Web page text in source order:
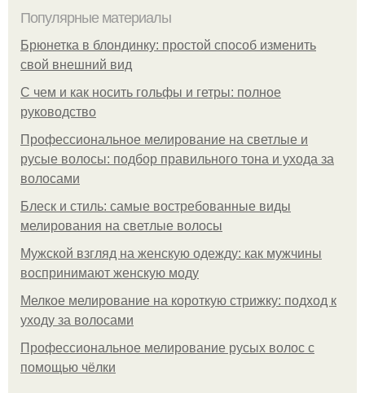
Популярные материалы
Брюнетка в блондинку: простой способ изменить
свой внешний вид
С чем и как носить гольфы и гетры: полное
руководство
Профессиональное мелирование на светлые и
русые волосы: подбор правильного тона и ухода за
волосами
Блеск и стиль: самые востребованные виды
мелирования на светлые волосы
Мужской взгляд на женскую одежду: как мужчины
воспринимают женскую моду
Мелкое мелирование на короткую стрижку: подход к
уходу за волосами
Профессиональное мелирование русых волос с
помощью чёлки